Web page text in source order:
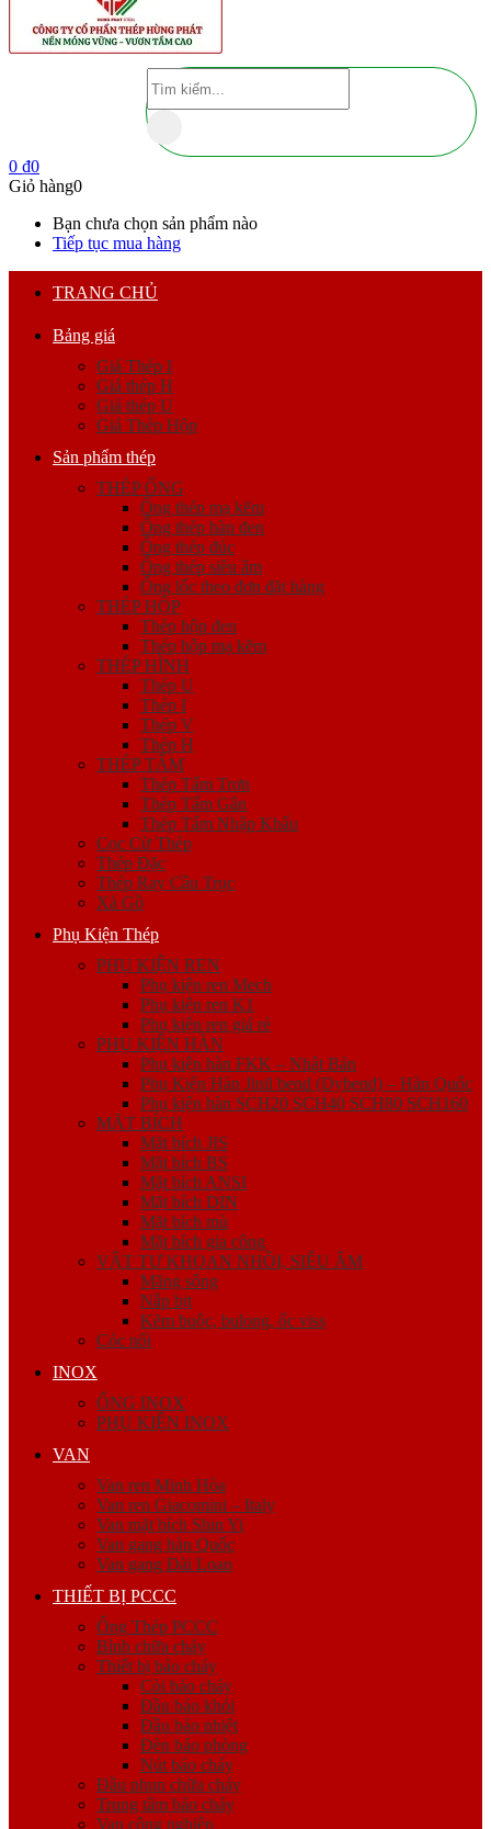
0 ₫0
Giỏ hàng0
Bạn chưa chọn sản phẩm nào
Tiếp tục mua hàng
TRANG CHỦ
Bảng giá
Giá Thép I
Giá thép H
Giá thép U
Giá Thép Hộp
Sản phẩm thép
THÉP ỐNG
Ống thép mạ kẽm
Ống thép hàn đen
Ống thép đúc
Ống thép siêu âm
Ống lốc theo đơn đặt hàng
THÉP HỘP
Thép hộp đen
Thép hộp mạ kẽm
THÉP HÌNH
Thép U
Thép I
Thép V
Thép H
THÉP TẤM
Thép Tấm Trơn
Thép Tấm Gân
Thép Tấm Nhập Khẩu
Cọc Cừ Thép
Thép Đặc
Thép Ray Cầu Trục
Xà Gồ
Phụ Kiện Thép
PHỤ KIỆN REN
Phụ kiện ren Mech
Phụ kiện ren K1
Phụ kiện ren giá rẻ
PHỤ KIỆN HÀN
Phụ kiện hàn FKK – Nhật Bản
Phụ Kiện Hàn Jinil bend (Dybend) – Hàn Quốc
Phụ kiện hàn SCH20 SCH40 SCH80 SCH160
MẶT BÍCH
Mặt bích JIS
Mặt bích BS
Mặt bích ANSI
Mặt bích DIN
Mặt bích mù
Mặt bích gia công
VẬT TƯ KHOAN NHỒI, SIÊU ÂM
Măng sông
Nắp bịt
Kẽm buộc, bulong, ốc viss
Cóc nối
INOX
ỐNG INOX
PHỤ KIỆN INOX
VAN
Van ren Minh Hòa
Van ren Giacomini – Italy
Van mặt bích Shin Yi
Van gang hàn Quốc
Van gang Đài Loan
THIẾT BỊ PCCC
Ống Thép PCCC
Bình chữa cháy
Thiết bị báo cháy
Còi báo cháy
Đầu báo khói
Đầu báo nhiệt
Đèn báo phòng
Nút báo cháy
Đầu phun chữa cháy
Trung tâm báo cháy
Van công nghiệp